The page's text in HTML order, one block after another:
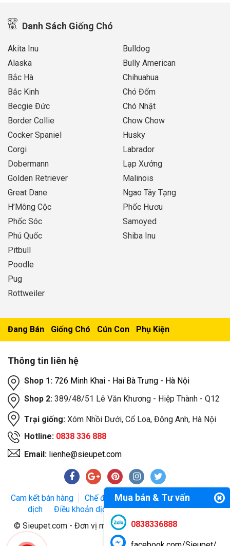
Danh Sách Giống Chó
Akita Inu
Alaska
Bắc Hà
Bắc Kinh
Becgie Đức
Border Collie
Bulldog
Bully American
Chihuahua
Chó Đốm
Chó Nhật
Chow Chow
Cocker Spaniel
Corgi
Dobermann
Golden Retriever
Great Dane
H’Mông Cộc
Husky
Labrador
Lạp Xưởng
Malinois
Ngao Tây Tạng
Phốc Hươu
Phốc Sóc
Phú Quốc
Pitbull
Poodle
Pug
Rottweiler
Samoyed
Shiba Inu
Đang Bán Giống Chó Cún Con Phụ Kiện
Thông tin liên hệ
Shop 1: 726 Minh Khai - Hai Bà Trưng - Hà Nội
Shop 2: 389/48/51 Lê Văn Khương - Hiệp Thành - Q12
Trại giống: Xóm Nhồi Dưới, Cổ Loa, Đông Anh, Hà Nội
Hotline: 0838 336 888
Email: lienhe@sieupet.com
Cam kết bán hàng Chế độ bảo hành
Phương thức giao
dịch
Điều khoản dịch vụ
Chính sách bảo mật
© Sieupet.com - Đơn vị mua bán thú cưng uy tín trên toàn
quốc.
Mua bán & Tư vấn
0838336888